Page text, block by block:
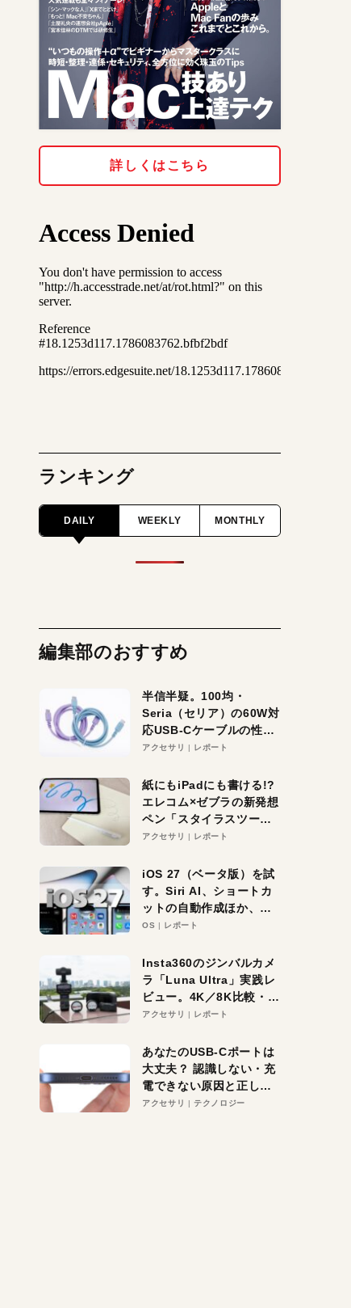
詳しくはこちら
ランキング
DAILY WEEKLY MONTHLY
編集部のおすすめ
半信半疑。100均・
Seria（セリア）の60W対
応USB-Cケーブルの性能
を検証。超コスパの1本を
アクセサリ レポート
紙にもiPadにも書ける!?
エレコム×ゼブラの新発想
ペン「スタイラスツーウ
ェイ」レビュー。持ち替
アクセサリ レポート
iOS 27（ベータ版）を試
す。Siri AI、ショートカ
ットの自動作成ほか、期
待大の便利機能5選。
る未来はすぐそこ！
OS レポート
Insta360のジンバルカメ
ラ「Luna Ultra」実践レ
ビュー。4K／8K比較・ズ
ーム・夜間撮影をチェッ
アクセサリ レポート
あなたのUSB-Cポートは
大丈夫？ 認識しない・充
電できない原因と正しい
対策
アクセサリ テクノロジー